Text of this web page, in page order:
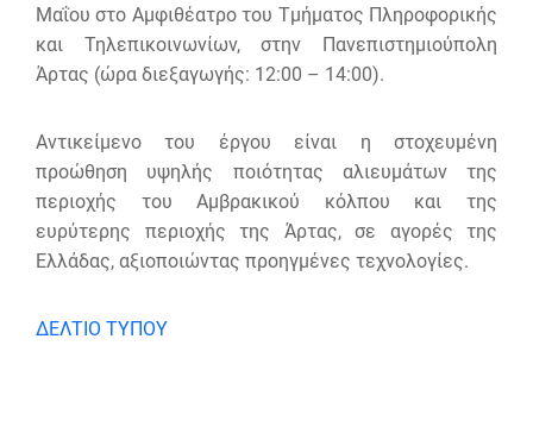
Μαΐου στο Αμφιθέατρο του Τμήματος Πληροφορικής
και Τηλεπικοινωνίων, στην Πανεπιστημιούπολη
Άρτας (ώρα διεξαγωγής: 12:00 – 14:00).
Αντικείμενο του έργου είναι η στοχευμένη
προώθηση υψηλής ποιότητας αλιευμάτων της
περιοχής του Αμβρακικού κόλπου και της
ευρύτερης περιοχής της Άρτας, σε αγορές της
Ελλάδας, αξιοποιώντας προηγμένες τεχνολογίες.
ΔΕΛΤΙΟ ΤΥΠΟΥ